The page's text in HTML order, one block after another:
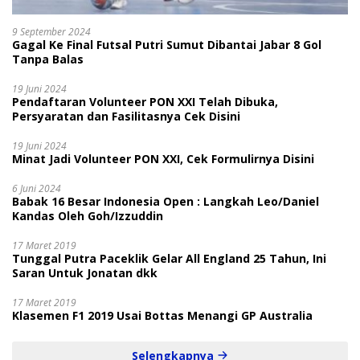
9 September 2024
Gagal Ke Final Futsal Putri Sumut Dibantai Jabar 8 Gol
Tanpa Balas
19 Juni 2024
Pendaftaran Volunteer PON XXI Telah Dibuka,
Persyaratan dan Fasilitasnya Cek Disini
19 Juni 2024
Minat Jadi Volunteer PON XXI, Cek Formulirnya Disini
6 Juni 2024
Babak 16 Besar Indonesia Open : Langkah Leo/Daniel
Kandas Oleh Goh/Izzuddin
17 Maret 2019
Tunggal Putra Paceklik Gelar All England 25 Tahun, Ini
Saran Untuk Jonatan dkk
17 Maret 2019
Klasemen F1 2019 Usai Bottas Menangi GP Australia
Selengkapnya